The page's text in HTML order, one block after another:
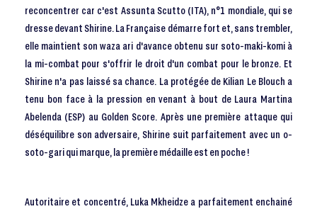
reconcentrer car c'est Assunta Scutto (ITA), n°1 mondiale, qui se
dresse devant Shirine. La Française démarre fort et, sans trembler,
elle maintient son waza ari d'avance obtenu sur soto-maki-komi à
la mi-combat pour s'offrir le droit d'un combat pour le bronze. Et
Shirine n'a pas laissé sa chance. La protégée de Kilian Le Blouch a
tenu bon face à la pression en venant à bout de Laura Martina
Abelenda (ESP) au Golden Score. Après une première attaque qui
déséquilibre son adversaire, Shirine suit parfaitement avec un o-
soto-gari qui marque, la première médaille est en poche !
Autoritaire et concentré, Luka Mkheidze a parfaitement enchainé